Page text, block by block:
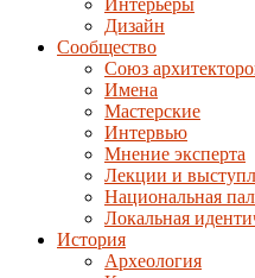
Интерьеры
Дизайн
Сообщество
Союз
Имена
Мастерские
Интервью
Мнение эксперта
Лекции и
Национальная
Локальная
История
Археология